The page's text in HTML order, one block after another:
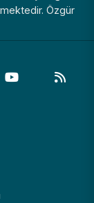
Özgür